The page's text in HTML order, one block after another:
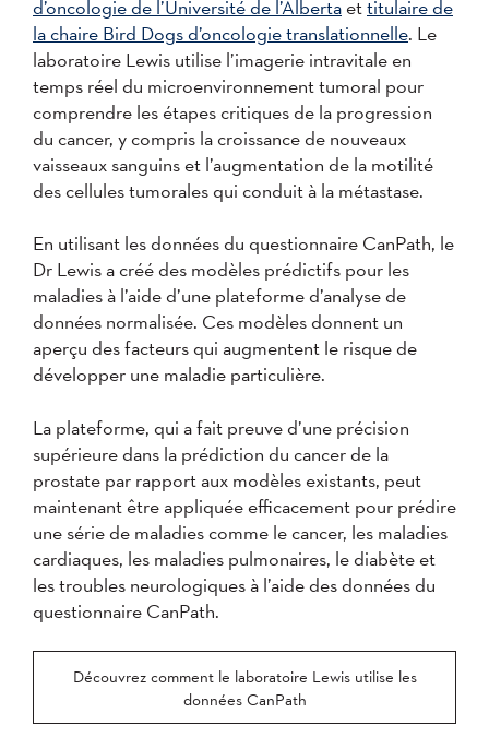
d’oncologie de l’Université de l’Albertaettitulaire de
la chaire Bird Dogs d’oncologie translationnelle. Le
laboratoire Lewis utilise l’imagerie intravitale en
temps réel du microenvironnement tumoral pour
comprendre les étapes critiques de la progression
du cancer, y compris la croissance de nouveaux
vaisseaux sanguins et l’augmentation de la motilité
des cellules tumorales qui conduit à la métastase.
En utilisant les données du questionnaire CanPath, le
Dr Lewis a créé des modèles prédictifs pour les
maladies à l’aide d’une plateforme d’analyse de
données normalisée. Ces modèles donnent un
aperçu des facteurs qui augmentent le risque de
développer une maladie particulière.
La plateforme, qui a fait preuve d’une précision
supérieure dans la prédiction du cancer de la
prostate par rapport aux modèles existants, peut
maintenant être appliquée efficacement pour prédire
une série de maladies comme le cancer, les maladies
cardiaques, les maladies pulmonaires, le diabète et
les troubles neurologiques à l’aide des données du
questionnaire CanPath.
Découvrez comment le laboratoire Lewis utilise les
données CanPath